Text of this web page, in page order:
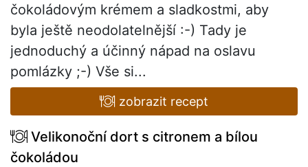
čokoládovým krémem a sladkostmi, aby
byla ještě neodolatelnější :-) Tady je
jednoduchý a účinný nápad na oslavu
pomlázky ;-) Vše si...
zobrazit recept
Velikonoční dort s citronem a bílou
čokoládou